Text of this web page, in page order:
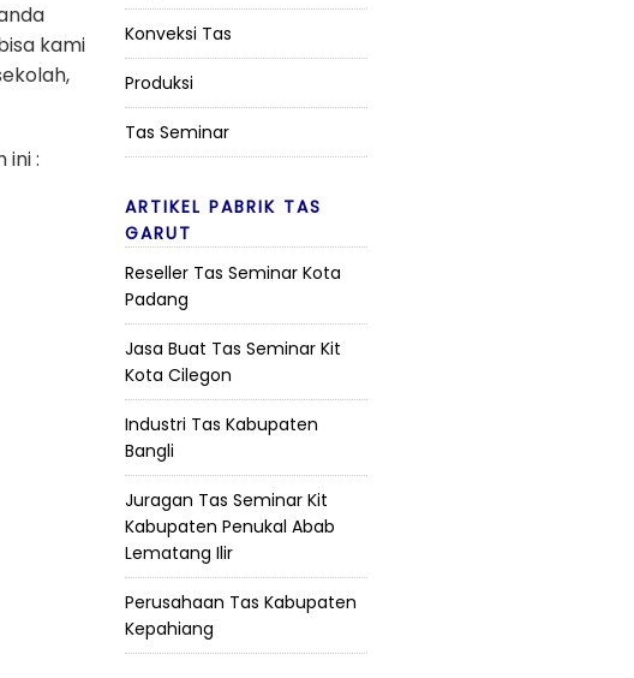
kami
ini :
Konveksi Tas
Produksi
Tas Seminar
ARTIKEL PABRIK TAS
GARUT
Reseller Tas Seminar Kota
Padang
Jasa Buat Tas Seminar Kit
Kota Cilegon
Industri Tas Kabupaten
Bangli
Juragan Tas Seminar Kit
Kabupaten Penukal Abab
Lematang Ilir
Perusahaan Tas Kabupaten
Kepahiang